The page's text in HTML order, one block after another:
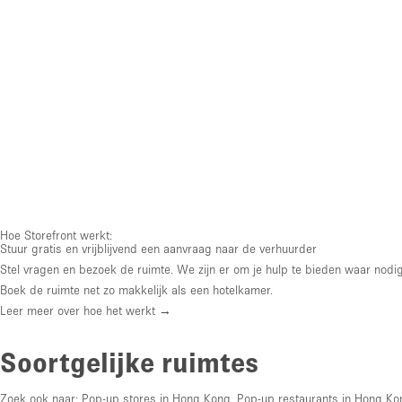
Hoe Storefront werkt:
Stuur gratis en vrijblijvend een aanvraag naar de verhuurder
Stel vragen en bezoek de ruimte. We zijn er om je hulp te bieden waar
Boek de ruimte net zo makkelijk als een hotelkamer.
Leer meer over hoe het werkt →
Soortgelijke ruimtes
Zoek ook naar: Pop-up stores in Hong Kong Pop-up restaurants in Hong